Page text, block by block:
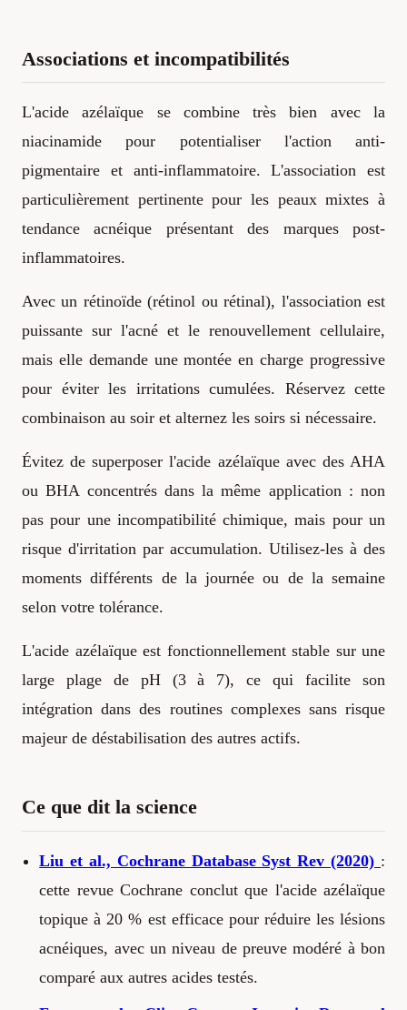
Associations et incompatibilités
L'acide azélaïque se combine très bien avec la
niacinamide pour potentialiser l'action anti-
pigmentaire et anti-inflammatoire. L'association est
particulièrement pertinente pour les peaux mixtes à
tendance acnéique présentant des marques post-
inflammatoires.
Avec un rétinoïde (rétinol ou rétinal), l'association est
puissante sur l'acné et le renouvellement cellulaire,
mais elle demande une montée en charge progressive
pour éviter les irritations cumulées. Réservez cette
combinaison au soir et alternez les soirs si nécessaire.
Évitez de superposer l'acide azélaïque avec des AHA
ou BHA concentrés dans la même application : non
pas pour une incompatibilité chimique, mais pour un
risque d'irritation par accumulation. Utilisez-les à des
moments différents de la journée ou de la semaine
selon votre tolérance.
L'acide azélaïque est fonctionnellement stable sur une
large plage de pH (3 à 7), ce qui facilite son
intégration dans des routines complexes sans risque
majeur de déstabilisation des autres actifs.
Ce que dit la science
Liu et al., Cochrane Database Syst Rev (2020) :
cette revue Cochrane conclut que l'acide azélaïque
topique à 20 % est efficace pour réduire les lésions
acnéiques, avec un niveau de preuve modéré à bon
comparé aux autres acides testés.